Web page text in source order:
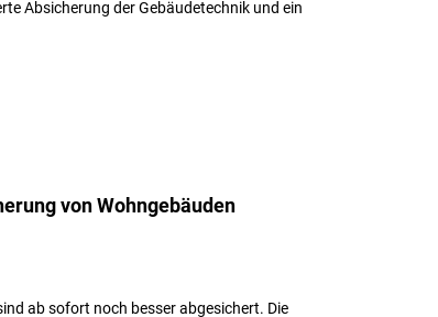
Absicherung der Gebäudetechnik und ein
von Wohngebäuden
ab sofort noch besser abgesichert. Die